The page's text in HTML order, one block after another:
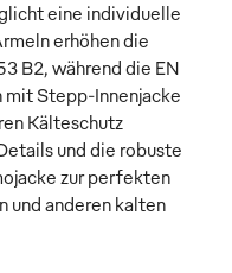
eine individuelle
erhöhen die
B2, während die EN
Stepp-Innenjacke
Kälteschutz
und die robuste
zur perfekten
und anderen kalten